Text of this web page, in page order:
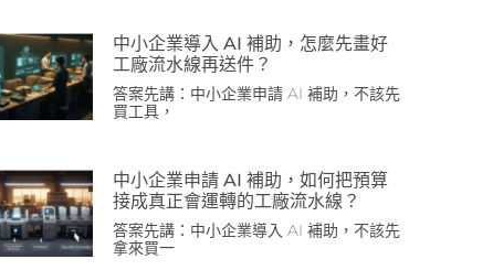
中小企業導入 AI 補助，怎麼先畫好
工廠流水線再送件？
答案先講：中小企業申請 AI 補助，不該先
買工具，
中小企業申請 AI 補助，如何把預算
接成真正會運轉的工廠流水線？
答案先講：中小企業導入 AI 補助，不該先
拿來買一